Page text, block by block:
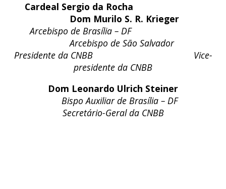
Cardeal Sergio da Rocha
Dom Murilo S. R. Krieger
Arcebispo de Brasília – DF
Arcebispo de São Salvador
Presidente da CNBB Vice-
presidente da CNBB
Dom Leonardo Ulrich Steiner
Bispo Auxiliar de Brasília – DF
Secretário-Geral da CNBB